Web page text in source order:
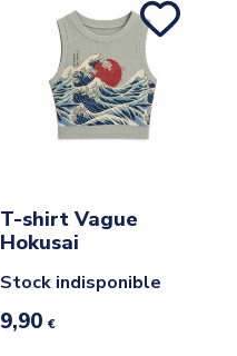
T-shirt Vague
Hokusai
Stock indisponible
9,90 €